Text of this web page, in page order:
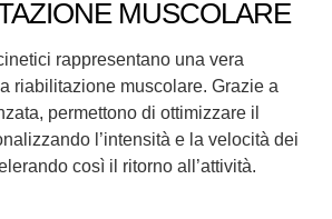
MUSCOLARE
rappresentano una vera
riabilitazione muscolare. Grazie a
permettono di ottimizzare il
l’intensità e la velocità dei
così il ritorno all’attività.